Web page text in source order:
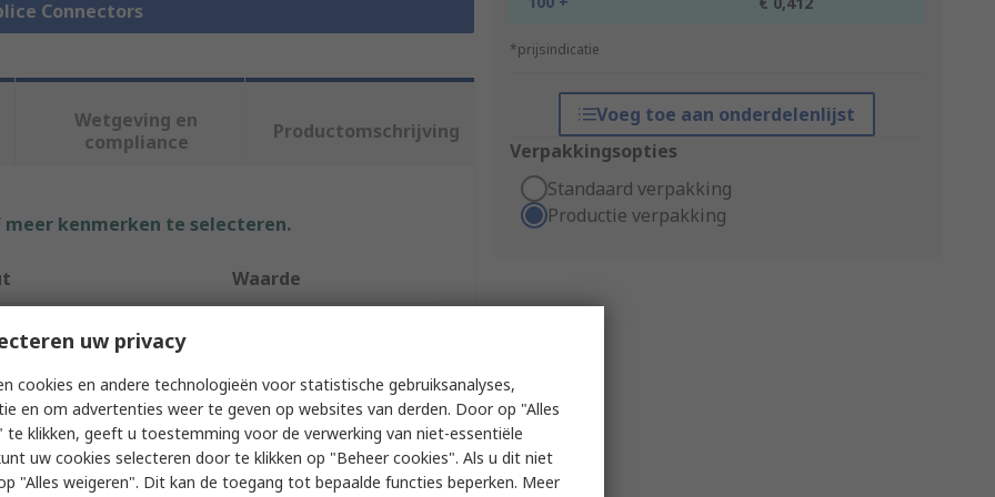
Connectors
*prijsindicatie
Voeg toe aan onderdelenlijst
Verpakkingsopties
Standaard verpakking
Productie verpakking
Wetgeving en
compliance
Productomschrijving
kenmerken te selecteren.
Waarde
Splice Connector
12.45mm
uw privacy
cookies en andere technologieën voor statistische gebruiksanalyses,
en om advertenties weer te geven op websites van derden. Door op "Alles
te klikken, geeft u toestemming voor de verwerking van niet-essentiële
uw cookies selecteren door te klikken op "Beheer cookies". Als u dit niet
"Alles weigeren". Dit kan de toegang tot bepaalde functies beperken. Meer